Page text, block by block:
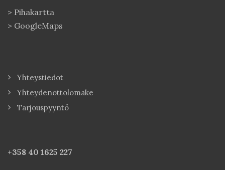
> Pihakartta
> GoogleMaps
Yhteystiedot
Yhteydenottolomake
Tarjouspyyntö
+358 40 1625 227